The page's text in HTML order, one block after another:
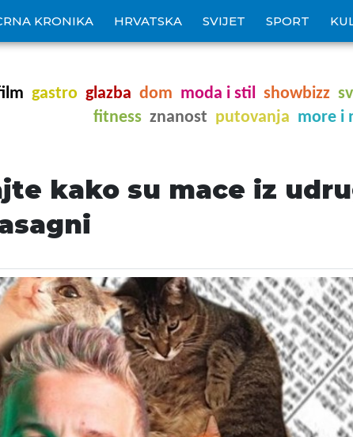
KRONIKA HRVATSKA SVIJET SPORT
gastro glazba dom moda i stil showbizz
fitness znanost putovanja more i
kako su mace iz